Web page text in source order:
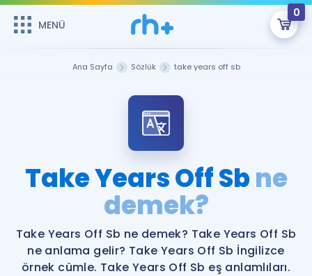
MENÜ
0
Şifremi Hatırlamıyorum
Sepetin Şu An Boş.
Remzi Hoca ile seni sınava hazırlayacak onlarca eğitim seni
bekliyor!
MENÜ
Katılımcı Görüşleri
Faydalı Araçlar
Ücretsiz Kaynaklar
Blog
İngilizce Gramer
Ana Sayfa Sözlük take years off sb
Take Years Off Sbne
demek?
Take Years Off Sb ne demek? Take Years Off Sb
ne anlama gelir? Take Years Off Sb İngilizce
örnek cümle. Take Years Off Sb eş anlamlıları.